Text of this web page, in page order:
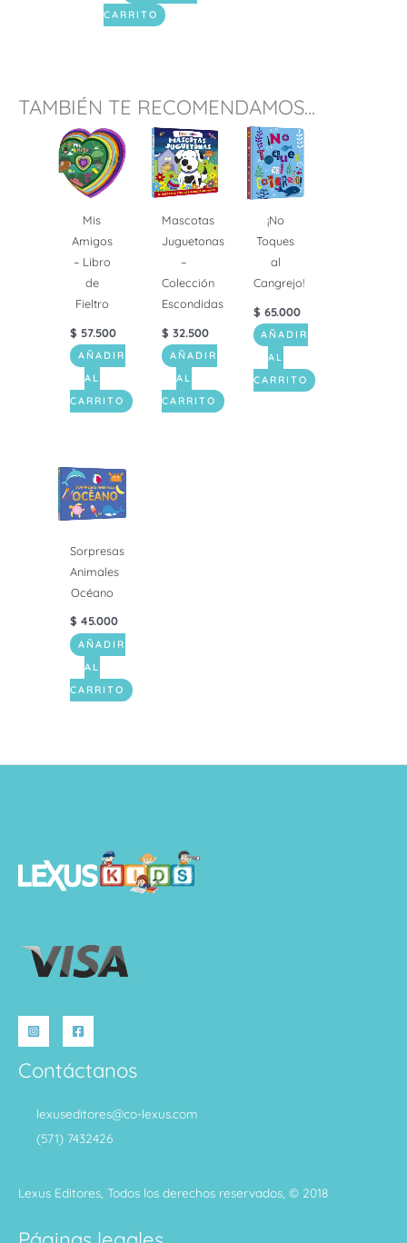
CARRITO
TAMBIÉN TE RECOMENDAMOS...
Mis
Amigos
– Libro
de
Fieltro
$ 57.500
AÑADIR
AL
CARRITO
Mascotas
Juguetonas
–
Colección
Escondidas
$ 32.500
AÑADIR
AL
CARRITO
¡No
Toques
al
Cangrejo!
$ 65.000
AÑADIR
AL
CARRITO
Sorpresas
Animales
Océano
$ 45.000
AÑADIR
AL
CARRITO
Contáctanos
lexuseditores@co-lexus.com
(571) 7432426
Lexus Editores, Todos los derechos reservados, © 2018